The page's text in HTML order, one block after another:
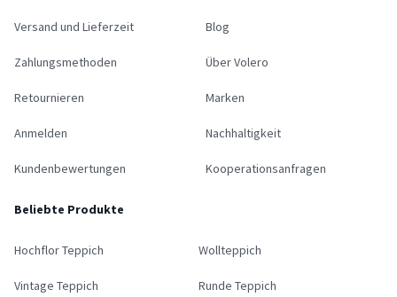
Versand und Lieferzeit
Zahlungsmethoden
Retournieren
Anmelden
Kundenbewertungen
Blog
Über Volero
Marken
Nachhaltigkeit
Kooperationsanfragen
Beliebte Produkte
Hochflor Teppich Wollteppich
Vintage Teppich Runde Teppich